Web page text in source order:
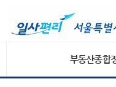
부동산종합